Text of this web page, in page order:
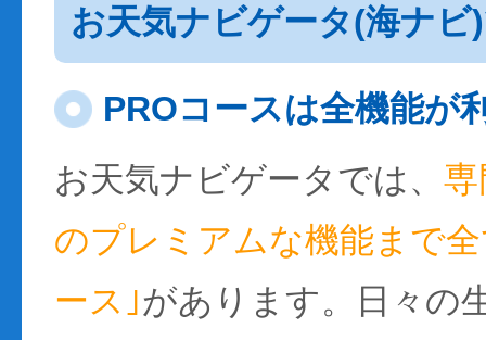
お天気ナビゲータ(海ナビ
PROコースは全機能が
お天気ナビゲータでは、
のプレミアムな機能まで
ース｣があります。日々の